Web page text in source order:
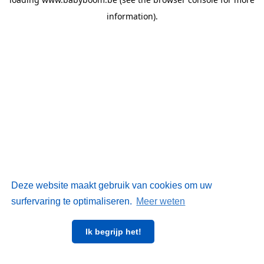
Deze website maakt gebruik van cookies om uw
surfervaring te optimaliseren. Meer weten
Ik begrijp het!
information).